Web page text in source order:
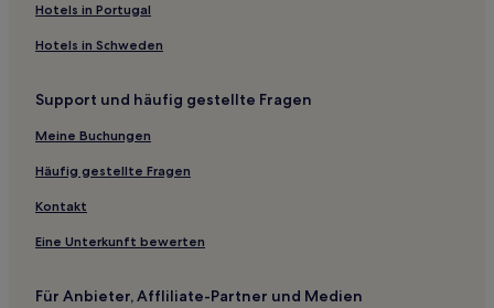
Hotels in Portugal
Hotels in Schweden
Support und häufig gestellte Fragen
Meine Buchungen
Häufig gestellte Fragen
Kontakt
Eine Unterkunft bewerten
Für Anbieter, Affliliate-Partner und Medien